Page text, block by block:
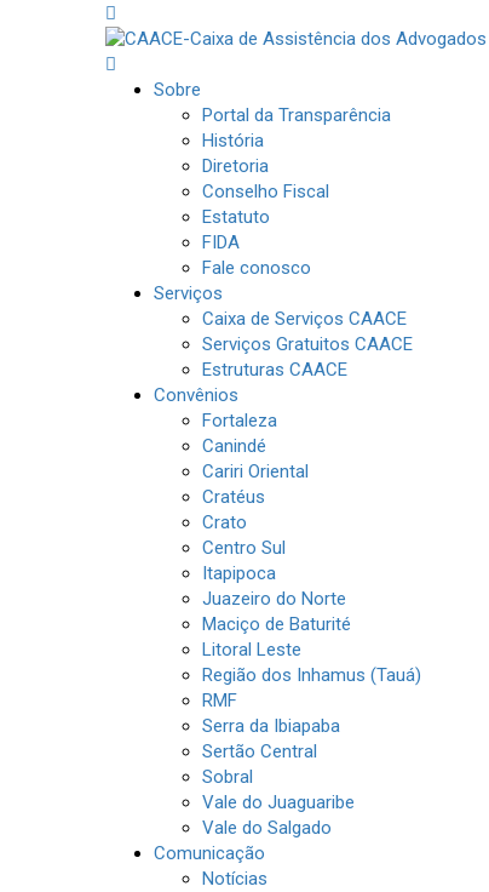
Sobre
Portal da Transparência
História
Diretoria
Conselho Fiscal
Estatuto
FIDA
Fale conosco
Serviços
Caixa de Serviços CAACE
Serviços Gratuitos CAACE
Estruturas CAACE
Convênios
Fortaleza
Canindé
Cariri Oriental
Cratéus
Crato
Centro Sul
Itapipoca
Juazeiro do Norte
Maciço de Baturité
Litoral Leste
Região dos Inhamus (Tauá)
RMF
Serra da Ibiapaba
Sertão Central
Sobral
Vale do Juaguaribe
Vale do Salgado
Comunicação
Notícias